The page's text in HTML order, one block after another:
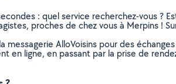
: quel service recherchez-vous ?
proches de chez vous à Merpins !
messagerie AlloVoisins pour des
en ligne, en passant par la prise de